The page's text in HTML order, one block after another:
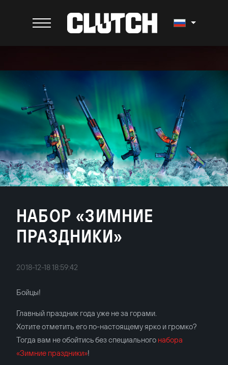
НАБОР «ЗИМНИЕ
ПРАЗДНИКИ»
2018-12-18 18:59:42
Бойцы!
Главный праздник года уже не за горами.
Хотите отметить его по-настоящему ярко и громко?
Тогда вам не обойтись без специального набора
«Зимние праздники»!